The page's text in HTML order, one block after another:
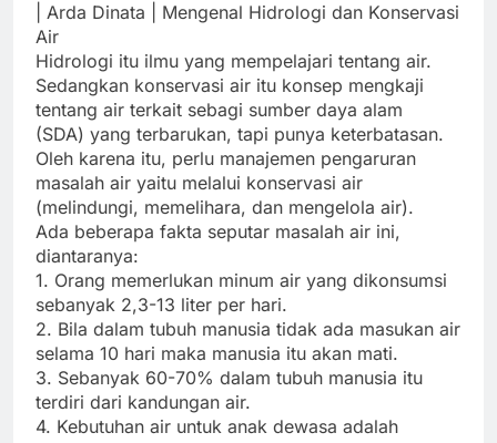
| Arda Dinata | Mengenal Hidrologi dan Konservasi
Air
Hidrologi itu ilmu yang mempelajari tentang air.
Sedangkan konservasi air itu konsep mengkaji
tentang air terkait sebagi sumber daya alam
(SDA) yang terbarukan, tapi punya keterbatasan.
Oleh karena itu, perlu manajemen pengaruran
masalah air yaitu melalui konservasi air
(melindungi, memelihara, dan mengelola air).
Ada beberapa fakta seputar masalah air ini,
diantaranya:
1. Orang memerlukan minum air yang dikonsumsi
sebanyak 2,3-13 liter per hari.
2. Bila dalam tubuh manusia tidak ada masukan air
selama 10 hari maka manusia itu akan mati.
3. Sebanyak 60-70% dalam tubuh manusia itu
terdiri dari kandungan air.
4. Kebutuhan air untuk anak dewasa adalah